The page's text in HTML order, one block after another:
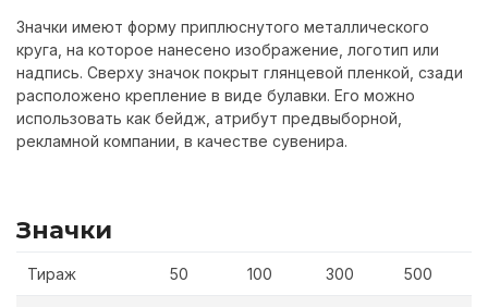
Значки имеют форму приплюснутого металлического
круга, на которое нанесено изображение, логотип или
надпись. Сверху значок покрыт глянцевой пленкой, сзади
расположено крепление в виде булавки. Его можно
использовать как бейдж, атрибут предвыборной,
рекламной компании, в качестве сувенира.
Значки
Тираж 50 100 300 500